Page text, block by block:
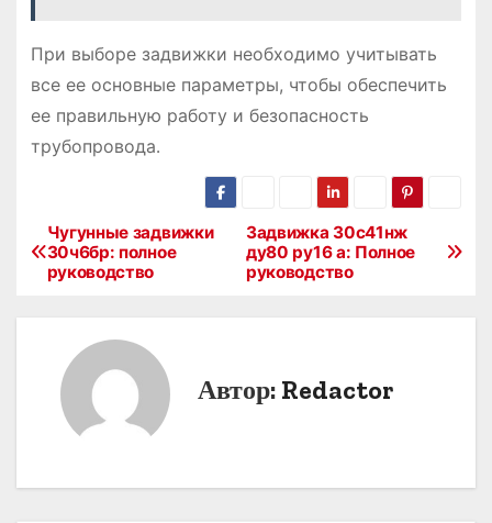
При выборе задвижки необходимо учитывать
все ее основные параметры, чтобы обеспечить
ее правильную работу и безопасность
трубопровода․
Н
Задвижка 30с41нж
ду80 ру16 а: Полное
руководство
Чугунные задвижки
30ч6бр: полное
руководство
Автор: Redactor